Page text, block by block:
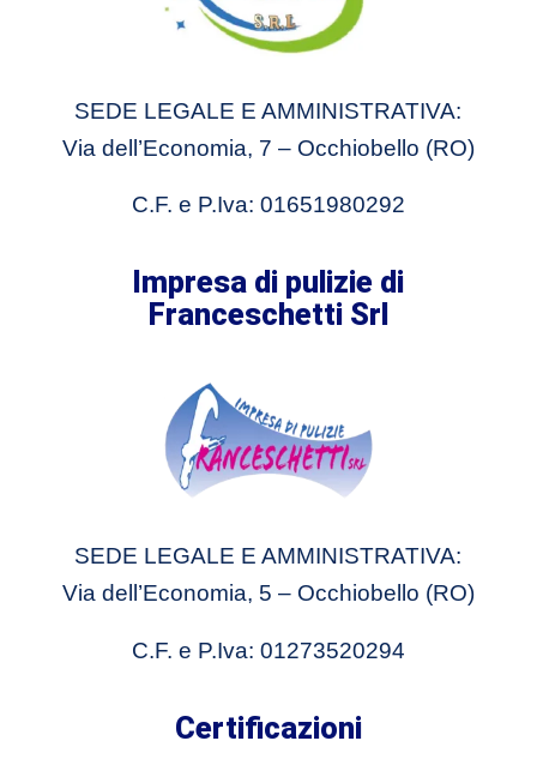
SEDE LEGALE E AMMINISTRATIVA:
Via dell’Economia, 7 – Occhiobello (RO)
C.F. e P.Iva: 01651980292
Impresa di pulizie di
Franceschetti Srl
SEDE LEGALE E AMMINISTRATIVA:
Via dell’Economia, 5 – Occhiobello (RO)
C.F. e P.Iva: 01273520294
Certificazioni